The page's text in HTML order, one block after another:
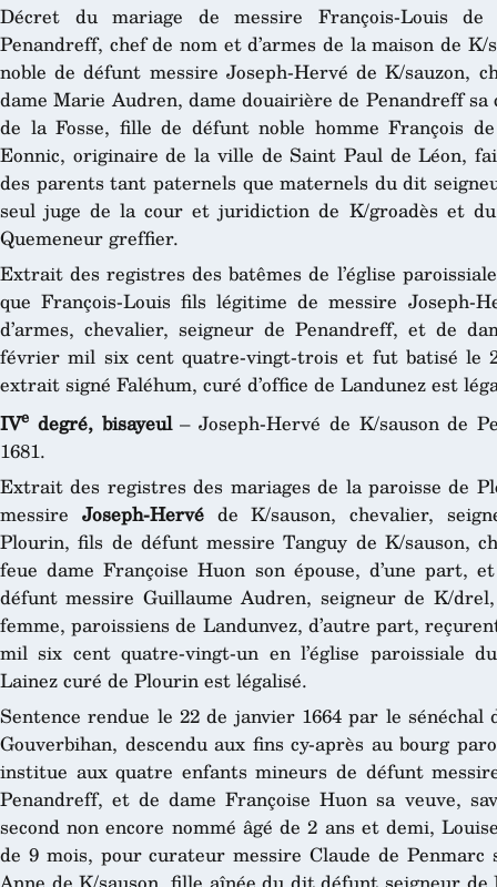
Décret du mariage de messire François-Louis de
Penandreff, chef de nom et d’armes de la maison de
noble de défunt messire Joseph-Hervé de K/sauzon,
dame Marie Audren, dame douairière de Penandreff
de la Fosse, fille de défunt noble homme François
Eonnic, originaire de la ville de Saint Paul de Léon,
des parents tant paternels que maternels du dit
seul juge de la cour et juridiction de K/groadès et
Quemeneur greffier.
Extrait des registres des batêmes de l’église
que François-Louis fils légitime de messire Joseph-
d’armes, chevalier, seigneur de Penandreff, et de
février mil six cent quatre-vingt-trois et fut batisé le
extrait signé Faléhum, curé d’office de Landunez est
IVe degré, bisayeul– Joseph-Hervé de K/sauson de
1681.
Extrait des registres des mariages de la paroisse de
messire Joseph-Hervéde K/sauson, chevalier,
Plourin, fils de défunt messire Tanguy de K/sauson,
feue dame Françoise Huon son épouse, d’une part,
défunt messire Guillaume Audren, seigneur de K/
femme, paroissiens de Landunvez, d’autre part,
mil six cent quatre-vingt-un en l’église paroissiale
Lainez curé de Plourin est légalisé.
Sentence rendue le 22 de janvier 1664 par le
Gouverbihan, descendu aux fins cy-après au bourg
institue aux quatre enfants mineurs de défunt
Penandreff, et de dame Françoise Huon sa veuve,
second non encore nommé âgé de 2 ans et demi,
de 9 mois, pour curateur messire Claude de